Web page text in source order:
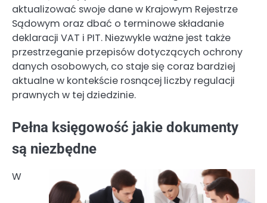
aktualizować swoje dane w Krajowym Rejestrze
Sądowym oraz dbać o terminowe składanie
deklaracji VAT i PIT. Niezwykle ważne jest także
przestrzeganie przepisów dotyczących ochrony
danych osobowych, co staje się coraz bardziej
aktualne w kontekście rosnącej liczby regulacji
prawnych w tej dziedzinie.
Pełna księgowość jakie dokumenty
są niezbędne
W